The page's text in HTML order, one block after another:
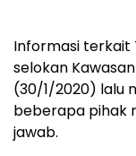
Informasi terkait
selokan
(30/1/2020) lalu
beberapa pihak
jawab.